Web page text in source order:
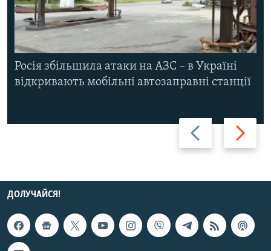
Назад Вперед
Росія збільшила атаки на АЗС – в Україні
відкривають мобільні автозаправні станції
ДОЛУЧАЙСЯ!